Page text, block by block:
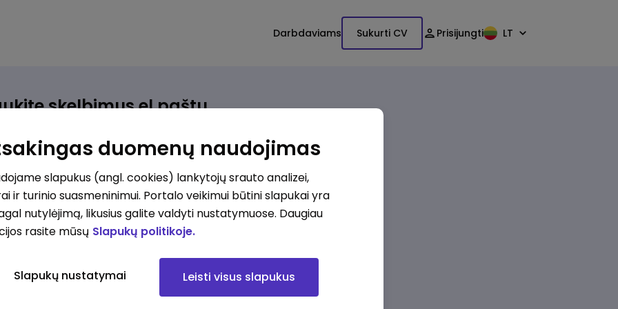
Darbdaviams Sukurti CV Prisijungti LT
skelbimus el.paštu
atsiras, iš karto gausite jį el. paštu.
ieškote darbo?*
Pridėti naują
Kokios srities darbo pasiūlymai jus domina?
Pridėti naują
duomenų naudojimas
slapukus (angl. cookies) lankytojų srauto analizei,
ir turinio suasmeninimui. Portalo veikimui būtini slapukai yra
nutylėjimą, likusius galite valdyti nustatymuose. Daugiau
rasite mūsų Slapukų politikoje.
Slapukų nustatymai Leisti visus slapukus